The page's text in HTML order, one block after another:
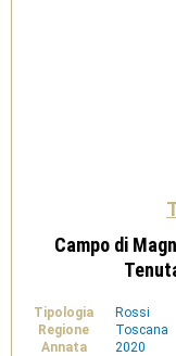
Campo di
Tipologia
Rossi
Regione
Toscana
Annata
2020